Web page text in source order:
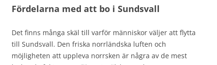
Fördelarna med att bo i Sundsvall
Det finns många skäl till varför människor väljer att flytta
till Sundsvall. Den friska norrländska luften och
möjligheten att uppleva norrsken är några av de mest